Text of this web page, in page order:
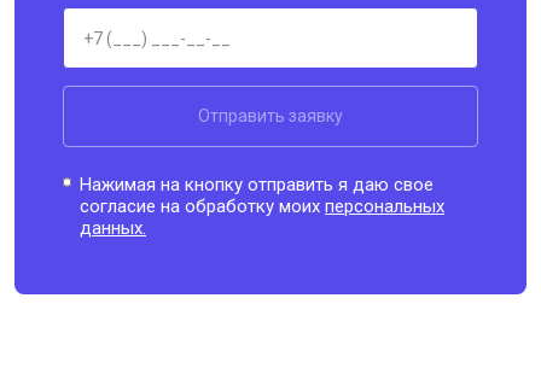
Отправить заявку
Нажимая на кнопку отправить я даю свое
согласие на обработку моихперсональных
данных.